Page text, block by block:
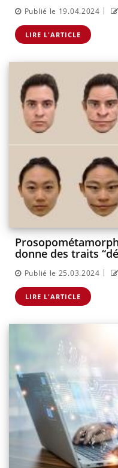
Publié le 19.04.2024 |
LIRE L'ARTICLE
donne des traits
Publié le 25.03.2024 |
LIRE L'ARTICLE